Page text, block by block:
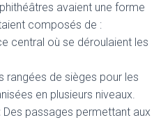
avaient une forme
composés de :
central où se déroulaient les
rangées de sièges pour les
en plusieurs niveaux.
Des passages permettant aux